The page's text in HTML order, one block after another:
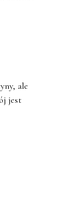
ale
jest